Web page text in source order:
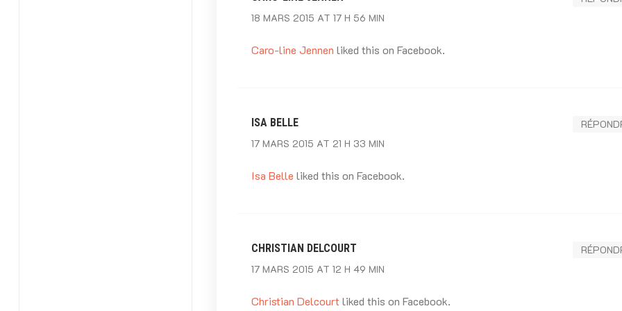
18 MARS 2015 AT 17 H 56 MIN
Caro-line Jennen liked this on Facebook.
ISA BELLE
17 MARS 2015 AT 21 H 33 MIN
Isa Belle liked this on Facebook.
CHRISTIAN DELCOURT
17 MARS 2015 AT 12 H 49 MIN
Christian Delcourt liked this on Facebook.